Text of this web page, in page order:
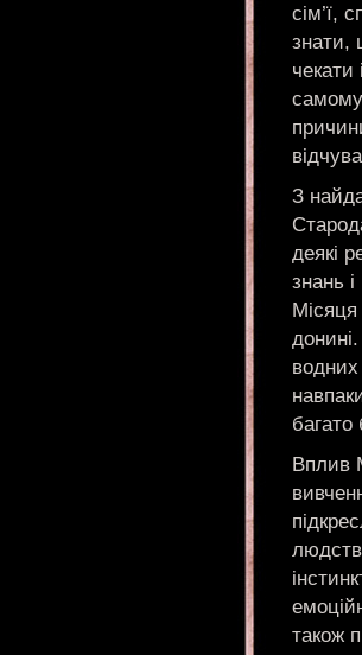
сім’ї,
знати,
самому
З
деякі
знань
водних
Вплив
також